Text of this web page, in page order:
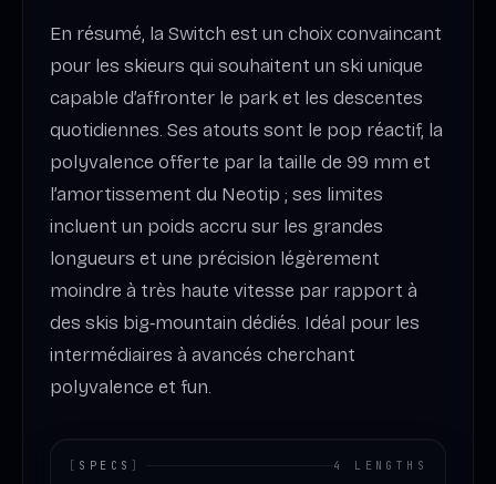
En résumé, la Switch est un choix convaincant
pour les skieurs qui souhaitent un ski unique
capable d’affronter le park et les descentes
quotidiennes. Ses atouts sont le pop réactif, la
polyvalence offerte par la taille de 99 mm et
l’amortissement du Neotip ; ses limites
incluent un poids accru sur les grandes
longueurs et une précision légèrement
moindre à très haute vitesse par rapport à
des skis big‑mountain dédiés. Idéal pour les
intermédiaires à avancés cherchant
polyvalence et fun.
[ SPECS ] 4 LENGTHS